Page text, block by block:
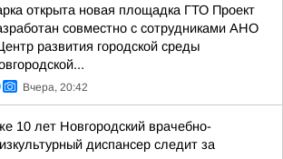
открыта новая площадка ГТО Проект
совместно с сотрудниками АНО
развития городской среды
Вчера, 20:42
10 лет Новгородский врачебно-
диспансер следит за